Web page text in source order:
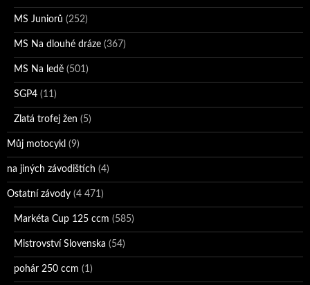
MS Juniorů (252)
MS Na dlouhé dráze (367)
MS Na ledě (501)
SGP4 (11)
Zlatá trofej žen (5)
Můj motocykl (9)
na jiných závodištích (4)
Ostatní závody (4 471)
Markéta Cup 125 ccm (585)
Mistrovství Slovenska (54)
pohár 250 ccm (1)